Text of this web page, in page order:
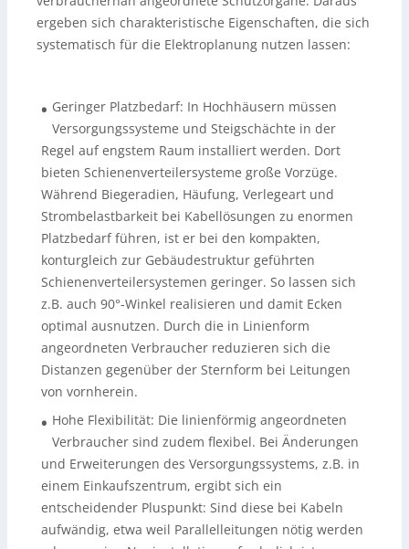
ergeben sich charakteristische Eigenschaften, die sich
systematisch für die Elektroplanung nutzen lassen:
• Geringer Platzbedarf: In Hochhäusern müssen
Versorgungssysteme und Steigschächte in der
Regel auf engstem Raum installiert werden. Dort
bieten Schienenverteilersysteme große Vorzüge.
Während Biegeradien, Häufung, Verlegeart und
Strombelastbarkeit bei Kabellösungen zu enormen
Platzbedarf führen, ist er bei den kompakten,
konturgleich zur Gebäudestruktur geführten
Schienenverteilersystemen geringer. So lassen sich
z.B. auch 90°-Winkel realisieren und damit Ecken
optimal ausnutzen. Durch die in Linienform
angeordneten Verbraucher reduzieren sich die
Distanzen gegenüber der Sternform bei Leitungen
von vornherein.
• Hohe Flexibilität: Die linienförmig angeordneten
Verbraucher sind zudem flexibel. Bei Änderungen
und Erweiterungen des Versorgungssystems, z.B. in
einem Einkaufszentrum, ergibt sich ein
entscheidender Pluspunkt: Sind diese bei Kabeln
aufwändig, etwa weil Parallelleitungen nötig werden